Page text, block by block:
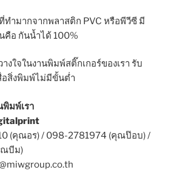
ทำมากจากพลาสติก PVC หรือพีวีซี มี
อ กันน้ำได้ 100%
ใจในงานพิมพ์สติ๊กเกอร์ของเรา รับ
สิ่งพิมพ์ไม่มีขั้นต่ำ
พิมพ์เรา
(คุณอร) / 098-2781974 (คุณป๊อบ) /
ณบีม)